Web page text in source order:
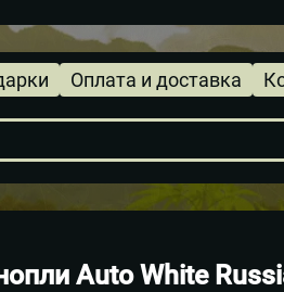
Оплата и доставка
Auto White